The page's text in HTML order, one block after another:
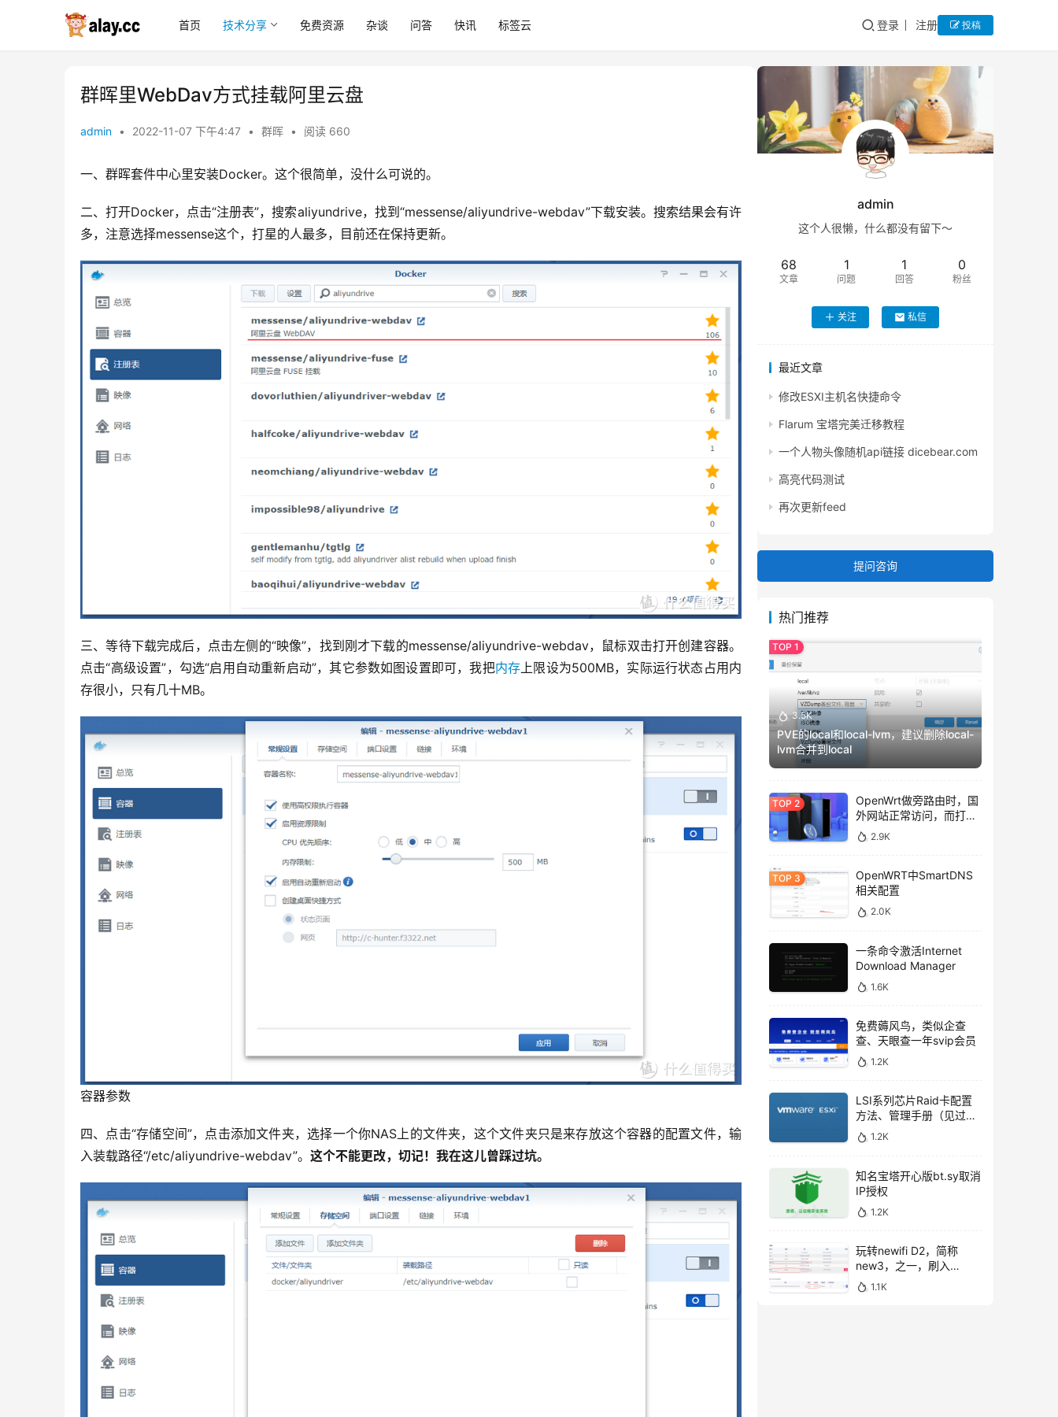
首页 技术分享 免费资源 杂谈 问答 快讯 标签云 登录 注册 投稿
群晖里WebDav方式挂载阿里云盘
admin • 2022-11-07 下午4:47 • 群晖 • 阅读 660
一、群晖套件中心里安装Docker。这个很简单，没什么可说的。
二、打开Docker，点击“注册表”，搜索aliyundrive，找到“messense/aliyundrive-webdav”下载安装。搜索结果会有许
多，注意选择messense这个，打星的人最多，目前还在保持更新。
三、等待下载完成后，点击左侧的“映像”，找到刚才下载的messense/aliyundrive-webdav，鼠标双击打开创建容器。
点击“高级设置”，勾选“启用自动重新启动”，其它参数如图设置即可，我把内存上限设为500MB，实际运行状态占用内
存很小，只有几十MB。
容器参数
四、点击“存储空间”，点击添加文件夹，选择一个你NAS上的文件夹，这个文件夹只是来存放这个容器的配置文件，输
入装载路径“/etc/aliyundrive-webdav”。 这个不能更改，切记！我在这儿曾踩过坑。
admin
这个人很懒，什么都没有留下～
68
文章
1
问题
1
回答
0
粉丝
关注 私信
最近文章
修改ESXI主机名快捷命令
Flarum 宝塔完美迁移教程
一个人物头像随机api链接 dicebear.com
高亮代码测试
再次更新feed
提问咨询
热门推荐
3.5K
PVE的local和local-lvm，建议删除local-
lvm合并到local
OpenWrt做旁路由时，国
外网站正常访问，而打不
开国内网站的解决方法。
2.9K
OpenWRT中SmartDNS
相关配置
2.0K
一条命令激活Internet
Download Manager
1.6K
免费薅风鸟，类似企查
查、天眼查一年svip会员
1.2K
LSI系列芯片Raid卡配置
方法、管理手册（见过的
最全的）
1.2K
知名宝塔开心版bt.sy取消
IP授权
1.2K
玩转newifi D2，简称
new3，之一，刷入
openwrt后，USB扩容。
1.1K